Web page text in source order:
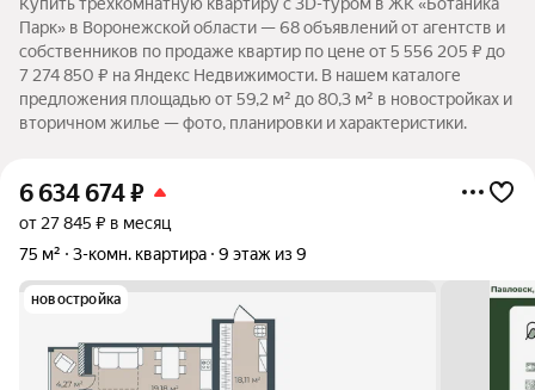
Парк» в Воронежской области — 68 объявлений от агентств и
собственников по продаже квартир по цене от 5 556 205 ₽ до
7 274 850 ₽ на Яндекс Недвижимости. В нашем каталоге
предложения площадью от 59,2 м² до 80,3 м² в новостройках и
вторичном жилье — фото, планировки и характеристики.
6 634 674₽
от 27 845 ₽ в месяц
75 м²
3-комн. квартира 9 этаж из 9
новостройка